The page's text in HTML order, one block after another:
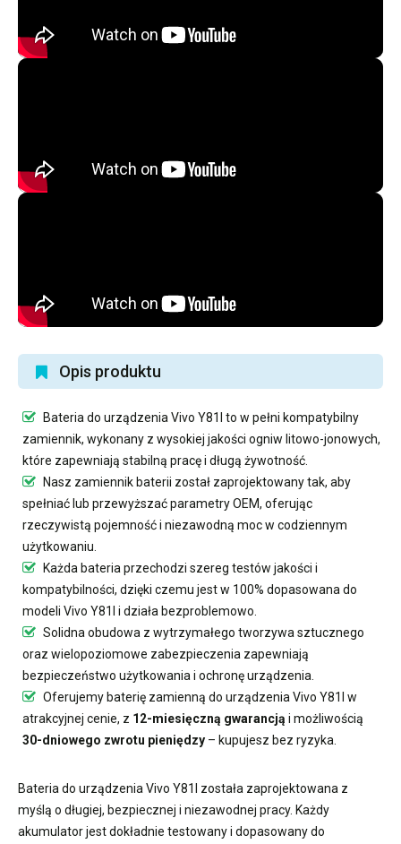
Opis produktu
Bateria do urządzenia Vivo Y81I to w pełni kompatybilny
zamiennik, wykonany z wysokiej jakości ogniw litowo-jonowych,
które zapewniają stabilną pracę i długą żywotność.
Nasz zamiennik baterii został zaprojektowany tak, aby
spełniać lub przewyższać parametry OEM, oferując
rzeczywistą pojemność i niezawodną moc w codziennym
użytkowaniu.
Każda bateria przechodzi szereg testów jakości i
kompatybilności, dzięki czemu jest w 100% dopasowana do
modeli Vivo Y81I i działa bezproblemowo.
Solidna obudowa z wytrzymałego tworzywa sztucznego
oraz wielopoziomowe zabezpieczenia zapewniają
bezpieczeństwo użytkowania i ochronę urządzenia.
Oferujemybaterię zamienną do urządzenia Vivo Y81I w
atrakcyjnej cenie, z 12-miesięczną gwarancją i możliwością
30-dniowego zwrotu pieniędzy – kupujesz bez ryzyka.
Bateria do urządzenia Vivo Y81I została zaprojektowana z
myślą o długiej, bezpiecznej i niezawodnej pracy. Każdy
akumulator jest dokładnie testowany i dopasowany do